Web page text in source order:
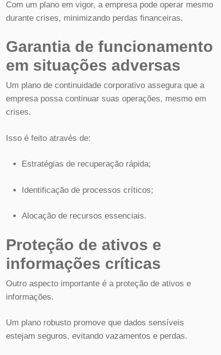
Com um plano em vigor, a empresa pode operar mesmo
durante crises, minimizando perdas financeiras.
Garantia de funcionamento
em situações adversas
Um plano de continuidade corporativo assegura que a
empresa possa continuar suas operações, mesmo em
crises.
Isso é feito através de:
Estratégias de recuperação rápida;
Identificação de processos críticos;
Alocação de recursos essenciais.
Proteção de ativos e
informações críticas
Outro aspecto importante é a proteção de ativos e
informações.
Um plano robusto promove que dados sensíveis
estejam seguros, evitando vazamentos e perdas.